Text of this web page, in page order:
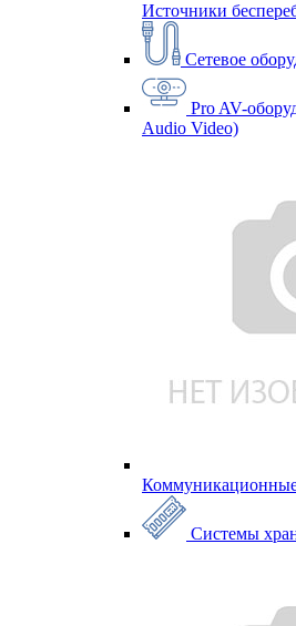
Источники
Сетевое
Pro AV-
Audio Video)
Системы